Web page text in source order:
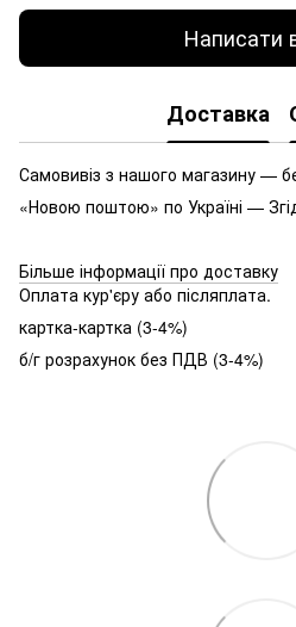
Написати
Доставка
Самовивіз з нашого магазину —
«Новою поштою» по Україні —
Більше інформації про доставку
Оплата кур'єру або післяплата.
картка-картка (3-4%)
б/г розрахунок без ПДВ (3-4%)